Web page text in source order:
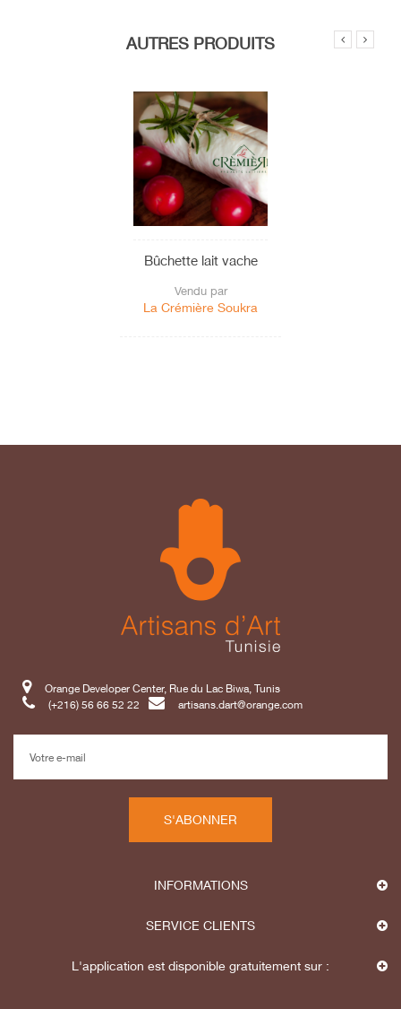
AUTRES PRODUITS
Bûchette lait vache
Vendu par
La Crémière Soukra
Orange Developer Center, Rue du Lac Biwa, Tunis
(+216) 56 66 52 22
artisans.dart@orange.com
S'ABONNER
INFORMATIONS
SERVICE CLIENTS
L'application est disponible gratuitement sur :